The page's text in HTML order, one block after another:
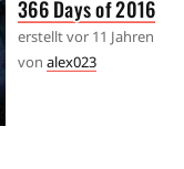
366 Days of 2016
erstelltvor 11 Jahren
von alex023